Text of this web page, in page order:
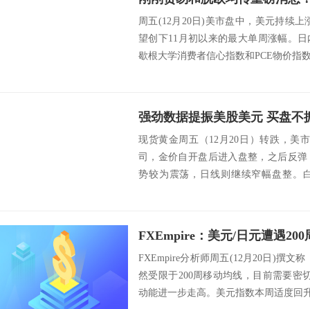
周五(12月20日)美市盘中，美元持续上
望创下11月初以来的最大单周涨幅。
歇根大学消费者信心指数和PCE物价指
强劲数据提振美股美元 买盘不
现货黄金周五（12月20日）转跌，美
司，金价自开盘后进入盘整，之后反
势较为震荡，日线则继续窄幅盘整。
FXEmpire分析师周五(12月20日)撰文
然受限于200周移动均线，目前需要密
动能进一步走高。美元指数本周适度回